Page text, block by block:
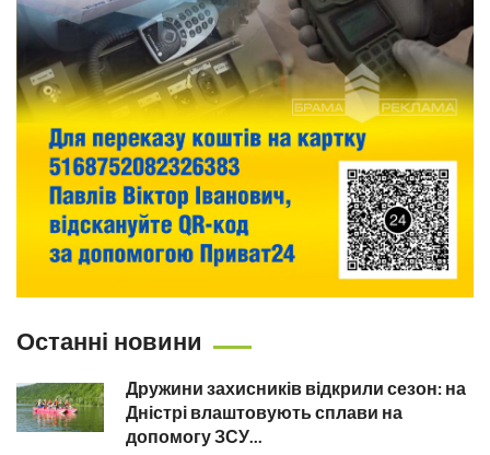
Останні новини
Дружини захисників відкрили сезон: на
Дністрі влаштовують сплави на
допомогу ЗСУ...